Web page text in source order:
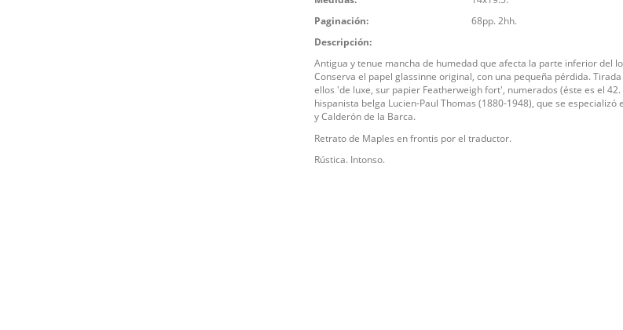
Paginación:
68pp. 2hh.
Descripción:
Antigua y tenue mancha de humedad que afecta la parte inferior del
Conserva el papel glassinne original, con una pequeña pérdida.
ellos 'de luxe, sur papier Featherweigh fort', numerados (éste es el
hispanista belga Lucien-Paul Thomas (1880-1948), que se especializó
y Calderón de la Barca.
Retrato de Maples en frontis por el traductor.
Rústica. Intonso.